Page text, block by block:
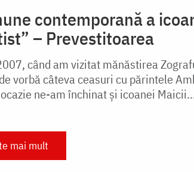
contemporană a
– Prevestitoarea
când am vizitat mănăstirea
vorbă câteva ceasuri cu părintele
ne-am închinat şi icoanei
mai mult